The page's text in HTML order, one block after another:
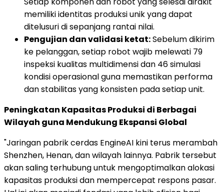
memiliki identitas produksi unik yang dapat
ditelusuri di sepanjang rantai nilai.
Pengujian dan validasi ketat:Sebelum dikirim
ke pelanggan, setiap robot wajib melewati 79
inspeksi kualitas multidimensi dan 46 simulasi
kondisi operasional guna memastikan performa
dan stabilitas yang konsisten pada setiap unit.
Peningkatan Kapasitas Produksi di Berbagai
Wilayah guna Mendukung Ekspansi Global
"Jaringan pabrik cerdas EngineAI kini terus merambah
Shenzhen, Henan, dan wilayah lainnya. Pabrik tersebut
akan saling terhubung untuk mengoptimalkan alokasi
kapasitas produksi dan mempercepat respons pasar.